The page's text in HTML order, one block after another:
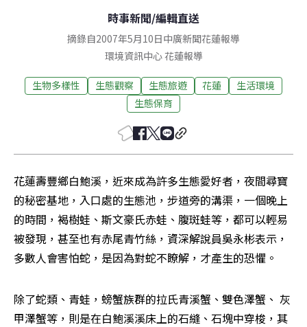
時事新聞/編輯直送
摘錄自2007年5月10日中廣新聞花蓮報導
環境資訊中心 花蓮報導
生物多樣性 生態觀察 生態旅遊 花蓮
生活環境
生態保育
花蓮壽豐鄉白鮑溪，近來成為許多生態愛好者，夜間尋寶
的秘密基地，入口處的生態池，步道旁的溝渠，一個晚上
的時間，褐樹蛙、斯文豪氏赤蛙、腹斑蛙等，都可以輕易
被發現，甚至也有赤尾青竹絲，資深解說員吳永彬表示，
多數人會害怕蛇，是因為對蛇不瞭解，才產生的恐懼。
除了蛇類、青蛙，螃蟹族群的拉氏青溪蟹、雙色澤蟹、 灰
甲澤蟹等，則是在白鮑溪溪床上的石縫、石塊中穿梭，其